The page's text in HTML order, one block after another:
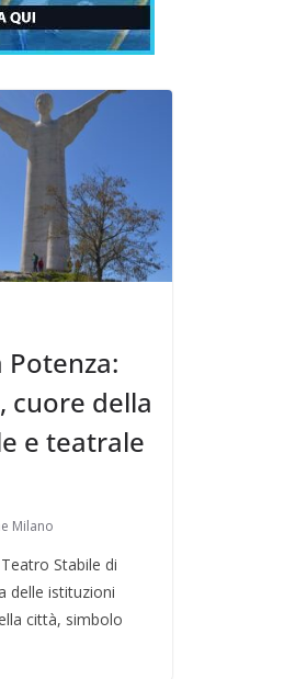
Potenza:
cuore della
e teatrale
Milano
Stabile di
delle istituzioni
città, simbolo